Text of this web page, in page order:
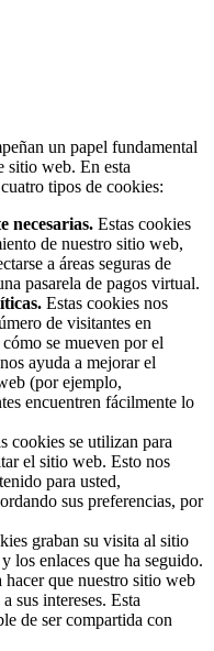
un papel fundamental
sitio web. En esta
tipos de cookies:
necesarias. Estas cookies
de nuestro sitio web,
a áreas seguras de
pasarela de pagos virtual.
Estas cookies nos
de visitantes en
se mueven por el
ayuda a mejorar el
(por ejemplo,
encuentren fácilmente lo
cookies se utilizan para
el sitio web. Esto nos
para usted,
sus preferencias, por
graban su visita al sitio
los enlaces que ha seguido.
que nuestro sitio web
sus intereses. Esta
de ser compartida con